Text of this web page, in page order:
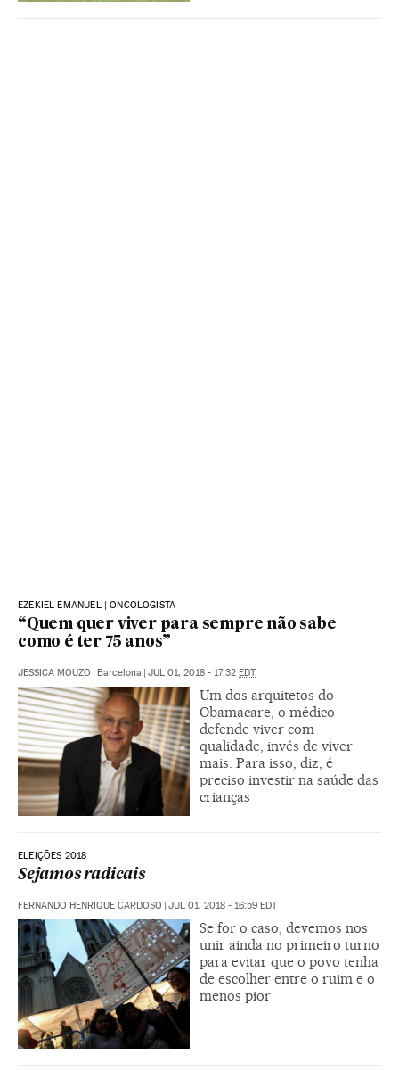
EZEKIEL EMANUEL | ONCOLOGISTA
“Quem quer viver para sempre não sabe
como é ter 75 anos”
JESSICA MOUZO Barcelona JUL 01, 2018 - 17:32 EDT
Um dos arquitetos do
Obamacare, o médico
defende viver com
qualidade, invés de viver
mais. Para isso, diz, é
preciso investir na saúde das
crianças
ELEIÇÕES 2018
Sejamos radicais
FERNANDO HENRIQUE CARDOSO JUL 01, 2018 - 16:59 EDT
Se for o caso, devemos nos
unir ainda no primeiro turno
para evitar que o povo tenha
de escolher entre o ruim e o
menos pior